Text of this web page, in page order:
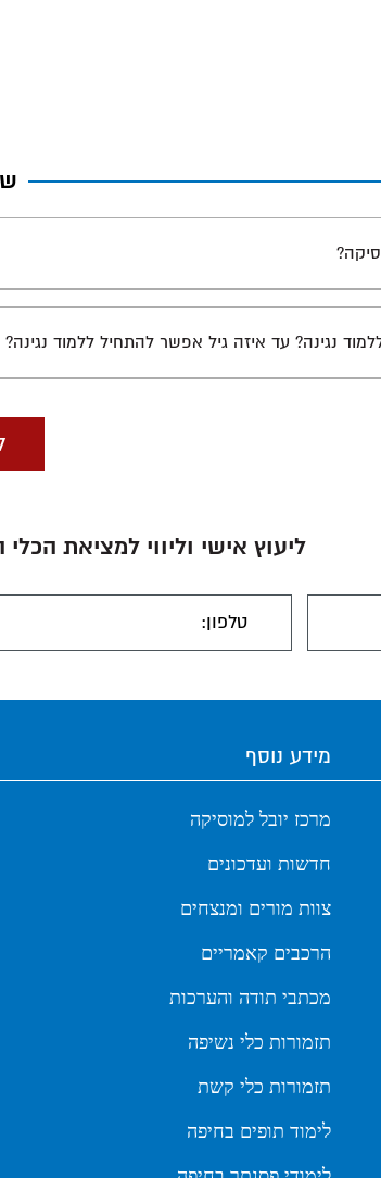
נגינה? עד איזה גיל אפשר להתחיל ללמוד נגינה?
ליעוץ אישי וליווי למציאת
מידע נוסף
מרכז יובל למוסיקה
חדשות ועדכונים
צוות מורים ומנצחים
הרכבים קאמריים
מכתבי תודה והערכות
תזמורות כלי נשיפה
תזמורות כלי קשת
לימוד תופים בחיפה